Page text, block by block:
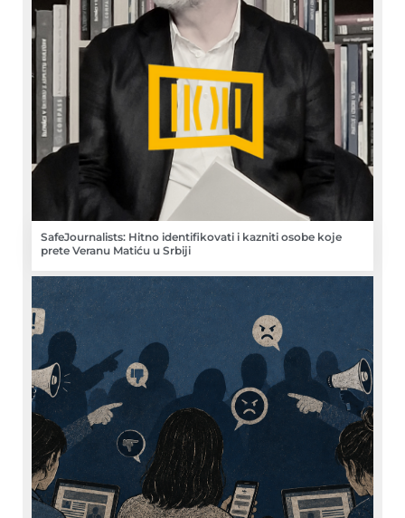
SafeJournalists: Hitno identifikovati i kazniti osobe koje
prete Veranu Matiću u Srbiji